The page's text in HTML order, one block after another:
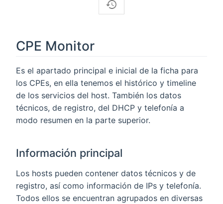
CPE Monitor
Es el apartado principal e inicial de la ficha para
los CPEs, en ella tenemos el histórico y timeline
de los servicios del host. También los datos
técnicos, de registro, del DHCP y telefonía a
modo resumen en la parte superior.
Información principal
Los hosts pueden contener datos técnicos y de
registro, así como información de IPs y telefonía.
Todos ellos se encuentran agrupados en diversas